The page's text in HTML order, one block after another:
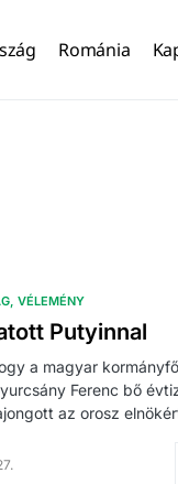
Románia
VÉLEMÉNY
Putyinnal
a magyar
Ferenc bő
az orosz